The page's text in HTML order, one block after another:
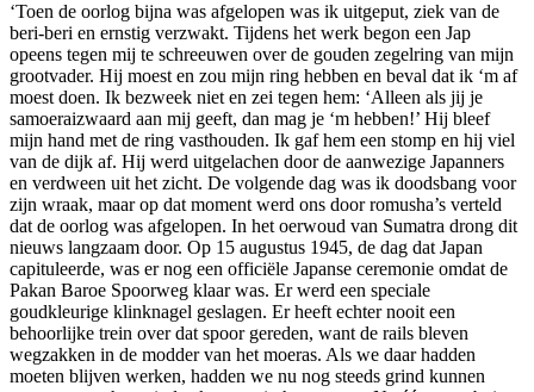
‘Toen de oorlog bijna was afgelopen was ik uitgeput, ziek van de
beri-beri en ernstig verzwakt. Tijdens het werk begon een Jap
opeens tegen mij te schreeuwen over de gouden zegelring van mijn
grootvader. Hij moest en zou mijn ring hebben en beval dat ik ‘m af
moest doen. Ik bezweek niet en zei tegen hem: ‘Alleen als jij je
samoeraizwaard aan mij geeft, dan mag je ‘m hebben!’ Hij bleef
mijn hand met de ring vasthouden. Ik gaf hem een stomp en hij viel
van de dijk af. Hij werd uitgelachen door de aanwezige Japanners
en verdween uit het zicht. De volgende dag was ik doodsbang voor
zijn wraak, maar op dat moment werd ons door romusha’s verteld
dat de oorlog was afgelopen. In het oerwoud van Sumatra drong dit
nieuws langzaam door. Op 15 augustus 1945, de dag dat Japan
capituleerde, was er nog een officiële Japanse ceremonie omdat de
Pakan Baroe Spoorweg klaar was. Er werd een speciale
goudkleurige klinknagel geslagen. Er heeft echter nooit een
behoorlijke trein over dat spoor gereden, want de rails bleven
wegzakken in de modder van het moeras. Als we daar hadden
moeten blijven werken, hadden we nu nog steeds grind kunnen